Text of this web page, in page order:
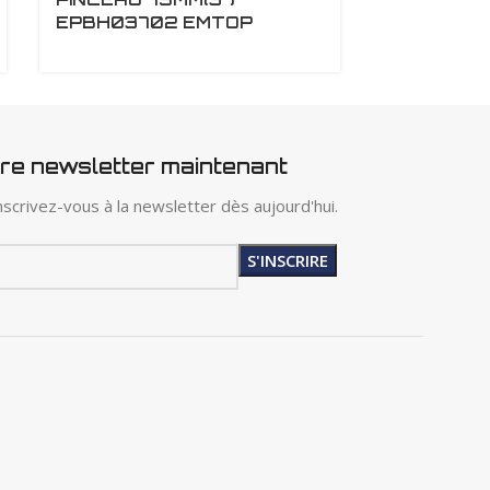
EPBH03702 EMTOP
newsletter maintenant
vous à la newsletter dès aujourd'hui.